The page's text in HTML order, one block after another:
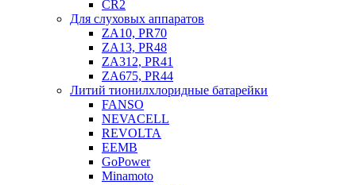
CR2
Для слуховых аппаратов
ZA10, PR70
ZA13, PR48
ZA312, PR41
ZA675, PR44
Литий тионилхлоридные батарейки
FANSO
NEVACELL
REVOLTA
EEMB
GoPower
Minamoto